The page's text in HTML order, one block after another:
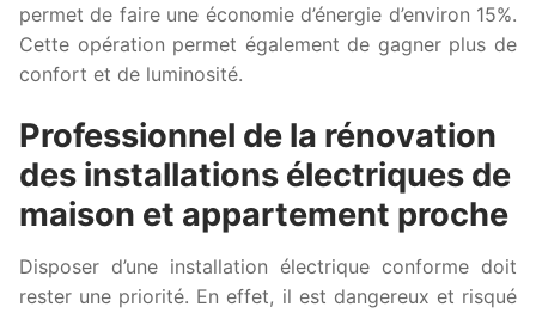
permet de faire une économie d’énergie d’environ 15%.
Cette opération permet également de gagner plus de
confort et de luminosité.
Professionnel de la rénovation
des installations électriques de
maison et appartement proche
Disposer d’une installation électrique conforme doit
rester une priorité. En effet, il est dangereux et risqué